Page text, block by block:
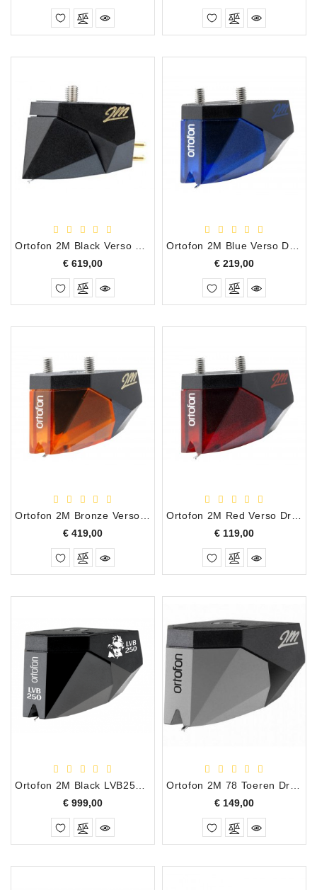
OPRUIMING
OCCASIONS
DEMONSTRATIES
CLINICS
VERHUUR,
SERVICE
€ 619,00Prijs
€ 219,00Prijs
€ 419,00Prijs
€ 119,00Prijs
Ortofon 2M Black LVB250 Draaitafel Element
€ 999,00Prijs
Ortofon 2M 78 Toeren Draaitafel Element
€ 149,00Prijs